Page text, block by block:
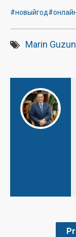
#новыйгод
Marin Guzun